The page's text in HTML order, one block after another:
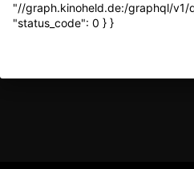
"//graph.kinoheld.de:/graphql/v1/
"status_code": 0 } }